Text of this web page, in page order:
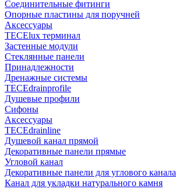
Соединительные фитинги
Опорные пластины для поручней
Аксессуары
TECElux терминал
Застенные модули
Стеклянные панели
Принадлежности
Дренажные системы
TECEdrainprofile
Душевые профили
Сифоны
Аксессуары
TECEdrainline
Душевой канал прямой
Декоративные панели прямые
Угловой канал
Декоративные панели для углового канала
Канал для укладки натурального камня